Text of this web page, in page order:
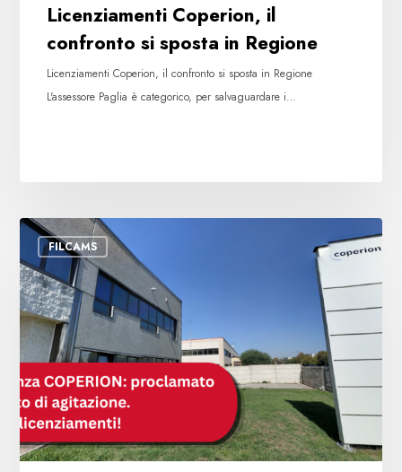
Licenziamenti Coperion, il
confronto si sposta in Regione
Licenziamenti Coperion, il confronto si sposta in Regione
L'assessore Paglia è categorico, per salvaguardare i…
FILCAMS
Coperion:
proclamato
lo
stato
di
agitazione.
I
sindacati
chiedono
il
ritiro